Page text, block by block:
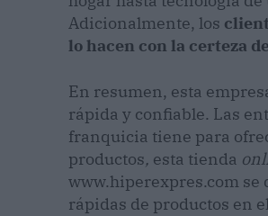
Adicionalmente, los
lo hacen con la certeza
En resumen, esta
rápida y confiable. Las
franquicia tiene para
productos, esta tienda
www.hiperexpres.com se
rápidas de productos en